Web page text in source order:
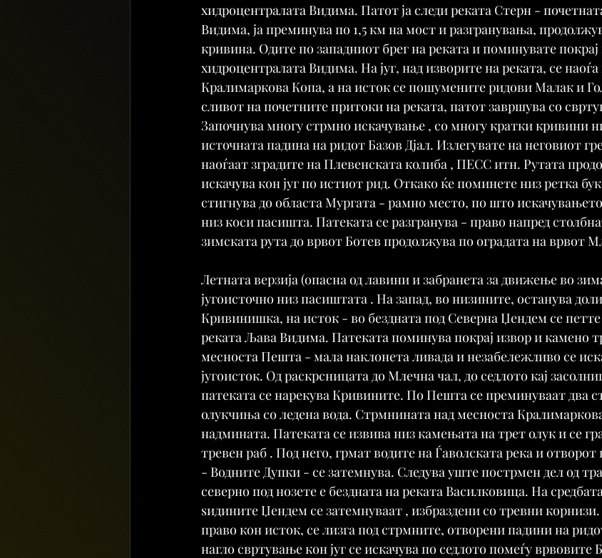
хидроцентралата Видима. Патот ја следи реката Стерн -
Видима, ја преминува по 1,5 км на мост и разгранувања,
кривина. Одите по западниот брег на реката и поминувате
хидроцентралата Видима. На југ, над изворите на реката, се
Кралимаркова Копа, а на исток се пошумените ридови Малак и
сливот на почетните притоки на реката, патот завршува со
Започнува многу стрмно искачување , со многу кратки кривини
источната падина на ридот Базов Дјал. Излегувате на неговиот
наоѓаат зградите на Плевенската колиба , ПЕСС итн. Рутата
искачува кон југ по истиот рид. Откако ќе поминете низ ретка
стигнува до областа Мургата - рамно место, по што
низ коси пасишта. Патеката се разгранува - право напред
зимската рута до врвот Ботев продолжува по оградата на врвот
Летната верзија (опасна од лавини и забранета за движење во
југоисточно низ пасиштата . На запад, во низините, останува
Кривинишка, на исток - во бездната под Северна Џендем се
реката Љава Видима. Патеката поминува покрај извор и камено
месноста Пешта - мала наклонета ливада и незабележливо се
југоисток. Од раскрсницата до Млечна чал, до седлото кај
патеката се нарекува Кривините. По Пешта се преминуваат два
олукчиња со ледена вода. Стрмнината над месноста
надмината. Патеката се извива низ камењата на трет олук и се
тревен раб . Под него, грмат водите на Ѓаволската река и
- Водните Дупки - се затемнува. Следува уште пострмен дел од
северно под нозете е бездната на реката Василковица. На
ѕидините Џендем се затемнуваат , избраздени со тревни
право кон исток, се лизга под стрмните, отворени падини на
нагло свртување кон југ се искачува по седлото помеѓу врвовите